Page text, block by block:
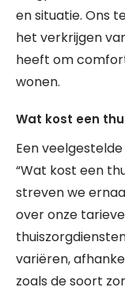
en situatie. Ons
het verkrijgen
heeft om
wonen.
Wat kost een
Een
“Wat kost een
streven we
over onze
variëren,
zoals de soort